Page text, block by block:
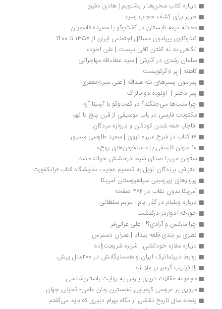
درباره کتاب سخن‌ها را بشنویم | هادی دقیق
حریر برای کشف‌ حجاب رسید
معادله نیمه تابستان در گفت‌وگو با سعیده قاسمیان
کندوکاوی پیرامون مسائل اجتماعی ایران از 1357 تا 1400
نگاهی به نه گفتن کافی نیست | علی اخوت
سلمان رشدی در آثارش | سید عطاءالله مهاجرانی
کاهنه | پِر لاگرکویست
پیرامون پسرهای ننه عبدالله | علی میرزاجعفری
پیر دختر |  اونوره دو بالزاک
چرا ملت‌ها می‌جنگند؟ در گفت‌وگو با آرمینا آرم
مکتوبات فارسی در باب موسیقی از قرن پنج تا نهم
قاجار، خفه شدن کودکان و دروازه مردگان
ستوان من با صدای شیما درخشش خوانده شد
اعتراض برندگان نوبل به تصمیم عجیب نمایشگاه کتاب فرانکفورت
پروازهای زیرزمینی سیاهپوستان آمریکا
آمریکا بدون نقاب در ۴۶۴ صفحه
درباره ویلیام در گذر ایام | مریم سلطانی
خورخه ادواردز درگذشت
چرا مارکس و آزادی؟! | علی غزالی‌فر
نظری بر بندی قلعه بیداد | عمران دسترس
درباره مغازه خودکشی | شراره شریعت‌زاده
روابط دیپلماتیک ایران و همسایگانش در 200سال پیش
راز فیلیپ گرمبر بر ملا شد
مجموعه مقالات دریای پارس به روایت باستان‌شناسی
مروری بر عروسی کیمیایی نخستین رمان علمی- تخیلی جهان
پنجاه سال تاریخ نقاشی از نگاه بهرام دبیری که باید می‌گفتم